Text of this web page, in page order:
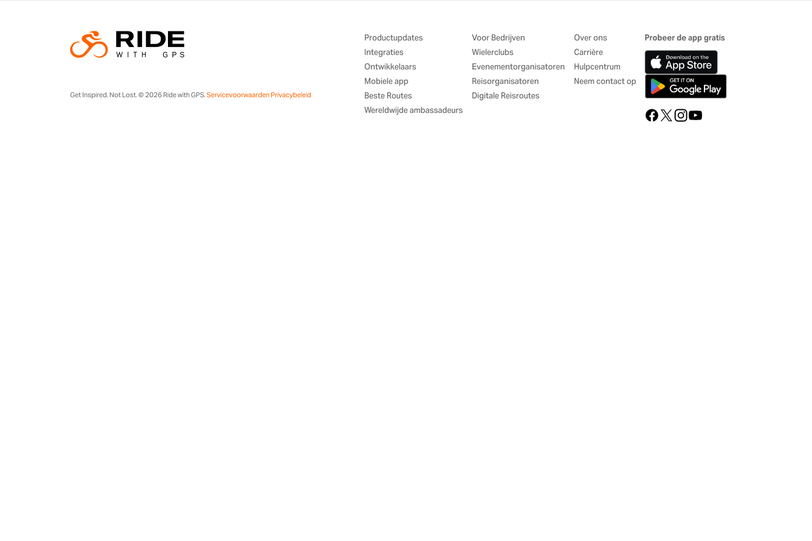
Get Inspired, Not Lost. © 2026 Ride with GPS.ServicevoorwaardenPrivacybeleid
Productupdates
Integraties
Ontwikkelaars
Mobiele app
Beste Routes
Wereldwijde ambassadeurs
Voor Bedrijven
Wielerclubs
Evenementorganisatoren
Reisorganisatoren
Digitale Reisroutes
Over ons
Carrière
Hulpcentrum
Neem contact op
Probeer de app gratis